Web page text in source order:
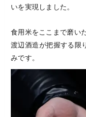
いを実現しました。
食用米をここまで磨い
渡辺酒造が把握する限
みです。